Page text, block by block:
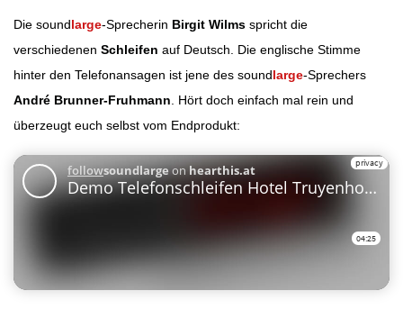
Die soundlarge-Sprecherin Birgit Wilms spricht die
verschiedenen Schleifen auf Deutsch. Die englische Stimme
hinter den Telefonansagen ist jene des soundlarge-Sprechers
André Brunner-Fruhmann. Hört doch einfach mal rein und
überzeugt euch selbst vom Endprodukt: